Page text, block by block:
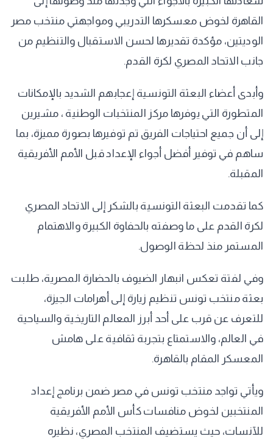
القاهرة لخوض معسكرها التدريبي ومواجهتي منتخب مصر
الوديتين، مؤكدة تقديرها لحسن الاستقبال والتنظيم من
جانب الاتحاد المصري لكرة القدم.
وأبدى أعضاء البعثة التونسية إعجابهم الشديد بالإمكانات
المتطورة التي يوفرها مركز المنتخبات الوطنية ، مشيرين
إلى أن جميع احتياجات الفريق تم توفيرها بصورة مميزة، بما
ساهم في توفير أفضل أجواء الإعداد قبل الأمم الأفريقية
المقبلة.
كما تقدمت البعثة التونسية بالشكر إلى الاتحاد المصري
لكرة القدم على ما وصفته بالحفاوة الكبيرة والاهتمام
المستمر منذ لحظة الوصول.
وفي لفتة تعكس انبهار الضيوف بالحضارة المصرية، طلبت
بعثة منتخب تونس تنظيم زيارة إلى أهرامات الجيزة،
للتعرف عن قرب على أحد أبرز المعالم التاريخية والسياحية
في العالم، والاستمتاع بتجربة ثقافية على هامش
المعسكر المقام بالقاهرة.
ويأتي تواجد منتخب تونس في مصر ضمن برنامج إعداد
المنتخبين لخوض منافسات كأس الأمم الأفريقية
للآنسات، حيث يستضيف المنتخب المصري، نظيره